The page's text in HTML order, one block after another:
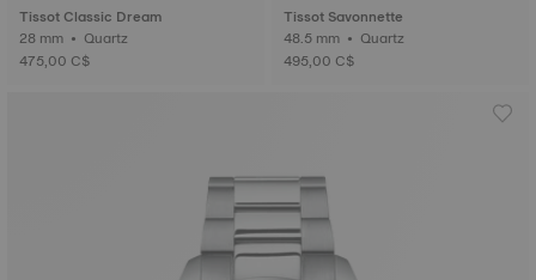
Tissot Classic Dream
28 mm • Quartz
475,00 C$
Tissot Savonnette
48.5 mm • Quartz
495,00 C$